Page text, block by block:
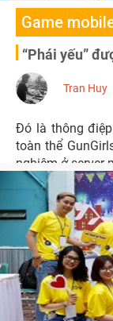
Game
“Phái yếu”
Tran Huy
Đó là thông
toàn thể
nghiệm ở server